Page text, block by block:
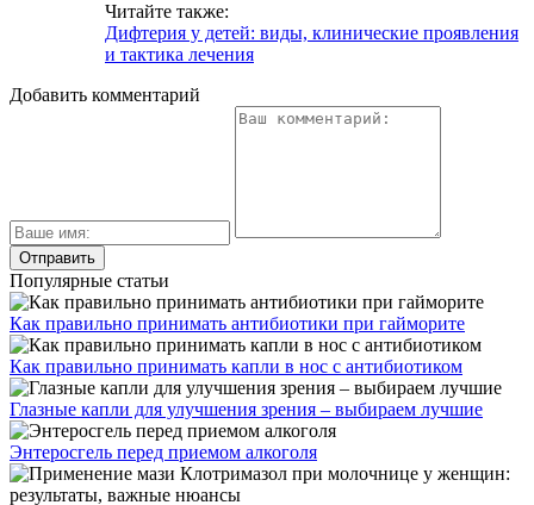
Читайте также:
Дифтерия у детей: виды, клинические проявления
и тактика лечения
Добавить комментарий
Популярные статьи
Как правильно принимать антибиотики при гайморите
Как правильно принимать капли в нос с антибиотиком
Глазные капли для улучшения зрения – выбираем лучшие
Энтеросгель перед приемом алкоголя